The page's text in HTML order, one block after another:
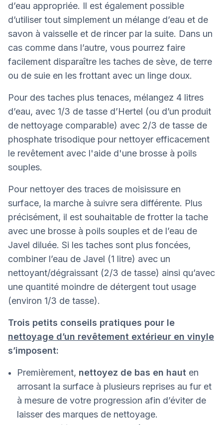
d’eau appropriée. Il est également possible
d’utiliser tout simplement un mélange d’eau et de
savon à vaisselle et de rincer par la suite. Dans un
cas comme dans l’autre, vous pourrez faire
facilement disparaître les taches de sève, de terre
ou de suie en les frottant avec un linge doux.
Pour des taches plus tenaces, mélangez 4 litres
d’eau, avec 1/3 de tasse d’Hertel (ou d’un produit
de nettoyage comparable) avec 2/3 de tasse de
phosphate trisodique pour nettoyer efficacement
le revêtement avec l'aide d'une brosse à poils
souples.
Pour nettoyer des traces de moisissure en
surface, la marche à suivre sera différente. Plus
précisément, il est souhaitable de frotter la tache
avec une brosse à poils souples et de l’eau de
Javel diluée. Si les taches sont plus foncées,
combiner l’eau de Javel (1 litre) avec un
nettoyant/dégraissant (2/3 de tasse) ainsi qu’avec
une quantité moindre de détergent tout usage
(environ 1/3 de tasse).
Trois petits conseils pratiques pour le
nettoyage d’un revêtement extérieur en vinyle
s’imposent:
Premièrement, nettoyez de bas en haut en
arrosant la surface à plusieurs reprises au fur et
à mesure de votre progression afin d’éviter de
laisser des marques de nettoyage.